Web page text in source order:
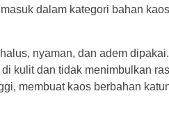
dalam kategori bahan
nyaman, dan adem
kulit dan tidak menimbulkan
membuat kaos berbahan